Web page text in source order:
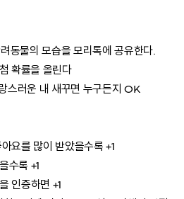
동물의 모습을 모리톡에 공유한다.
확률을 올린다
스러운 내 새꾸면 누구든지 OK
요를 많이 받았을수록 +1
수록 +1
인증하면 +1